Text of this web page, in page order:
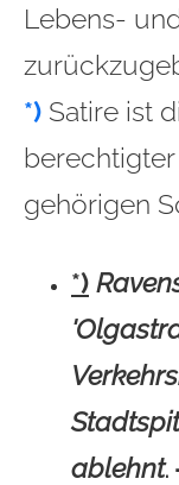
Lebens-
*) Satire ist
gehörigen
*)
ablehnt.